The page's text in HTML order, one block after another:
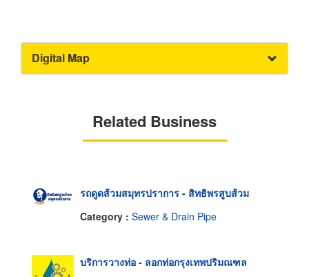
Digital Map
Related Business
รถดูดส้วมสมุทรปราการ - สิทธิพรสูบส้วม
Category : Sewer & Drain Pipe
บริการวางท่อ - ลอกท่อกรุงเทพปริมณฑล